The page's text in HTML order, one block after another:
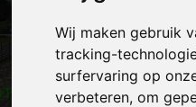
Wij maken gebruik
tracking-
surfervaring op
verbeteren, om